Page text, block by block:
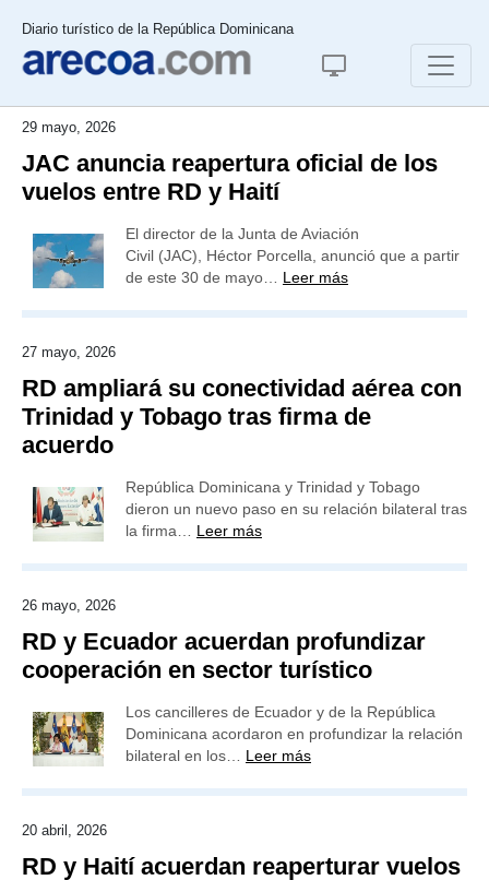
Diario turístico de la República Dominicana
29 mayo, 2026
JAC anuncia reapertura oficial de los
vuelos entre RD y Haití
El director de la Junta de Aviación
Civil (JAC), Héctor Porcella, anunció que a partir
de este 30 de mayo… Leer más
27 mayo, 2026
RD ampliará su conectividad aérea con
Trinidad y Tobago tras firma de
acuerdo
República Dominicana y Trinidad y Tobago
dieron un nuevo paso en su relación bilateral tras
la firma… Leer más
26 mayo, 2026
RD y Ecuador acuerdan profundizar
cooperación en sector turístico
Los cancilleres de Ecuador y de la República
Dominicana acordaron en profundizar la relación
bilateral en los… Leer más
20 abril, 2026
RD y Haití acuerdan reaperturar vuelos